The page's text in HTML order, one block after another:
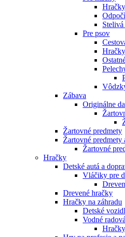
Pre psov
Zábava
Originálne
Žartovné predmety
Žartovné predmety
Žartovné
Hračky
Detské autá a
Vláčiky pre
Drevené hračky
Hračky na záhradu
Detské
Vodné